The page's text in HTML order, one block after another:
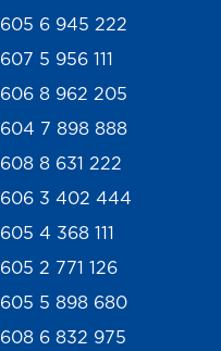
605 6 945 222
607 5 956 111
606 8 962 205
604 7 898 888
608 8 631 222
606 3 402 444
605 4 368 111
605 2 771 126
605 5 898 680
608 6 832 975